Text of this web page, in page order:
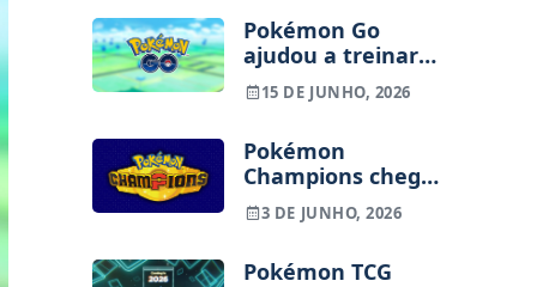
Pokémon Go
ajudou a treinar
tecnologia usada
em drones
investigação
15 DE JUNHO, 2026
Pokémon
Champions chega
a iOS e Android
com lançamento
de junho
3 DE JUNHO, 2026
Pokémon TCG